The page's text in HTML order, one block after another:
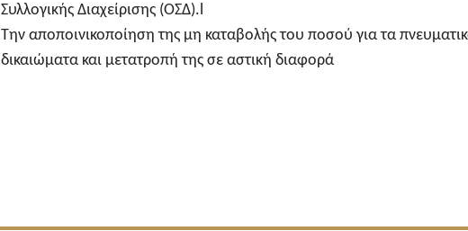
Συλλογικής Διαχείρισης (ΟΣΔ).l
Την αποποινικοποίηση της μη καταβολής του ποσού για τα
δικαιώματα και μετατροπή της σε αστική διαφορά